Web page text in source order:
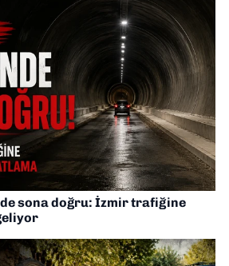
sona doğru: İzmir trafiğine